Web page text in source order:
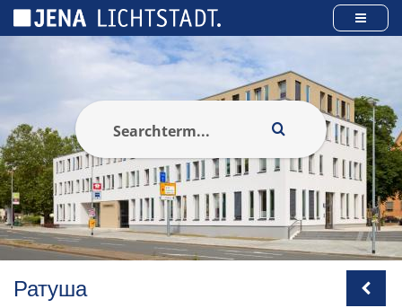
Ратуша
Панель керування кукі